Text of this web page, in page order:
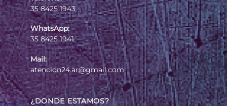
35 8425 1943
WhatsApp:
35 8425 1941
Mail:
atencion24.ar@gmail.com
¿DONDE ESTAMOS?